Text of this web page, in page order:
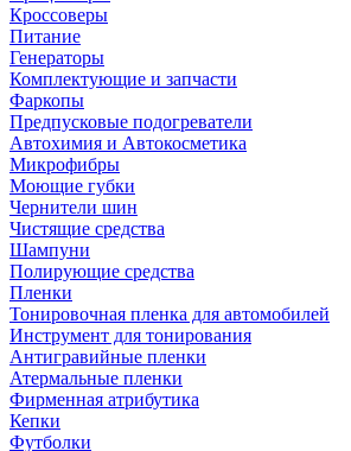
Кроссоверы
Питание
Генераторы
Комплектующие и запчасти
Фаркопы
Предпусковые подогреватели
Автохимия и Автокосметика
Микрофибры
Моющие губки
Чернители шин
Чистящие средства
Шампуни
Полирующие средства
Пленки
Тонировочная пленка для автомобилей
Инструмент для тонирования
Антигравийные пленки
Атермальные пленки
Фирменная атрибутика
Кепки
Футболки